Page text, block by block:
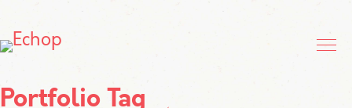
Portfolio Tag